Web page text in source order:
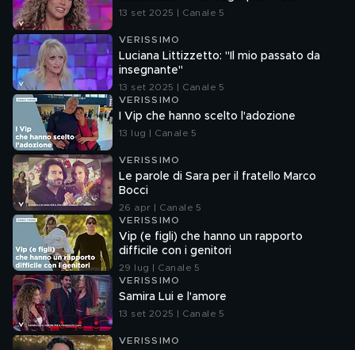
13 set 2025 | Canale 5
VERISSIMO
Luciana Littizzetto: "Il mio passato da
insegnante"
13 set 2025 | Canale 5
VERISSIMO
I Vip che hanno scelto l'adozione
13 lug | Canale 5
VERISSIMO
Le parole di Sara per il fratello Marco
Bocci
26 apr | Canale 5
VERISSIMO
Vip (e figli) che hanno un rapporto
difficile con i genitori
29 lug | Canale 5
VERISSIMO
Samira Lui e l'amore
13 set 2025 | Canale 5
VERISSIMO